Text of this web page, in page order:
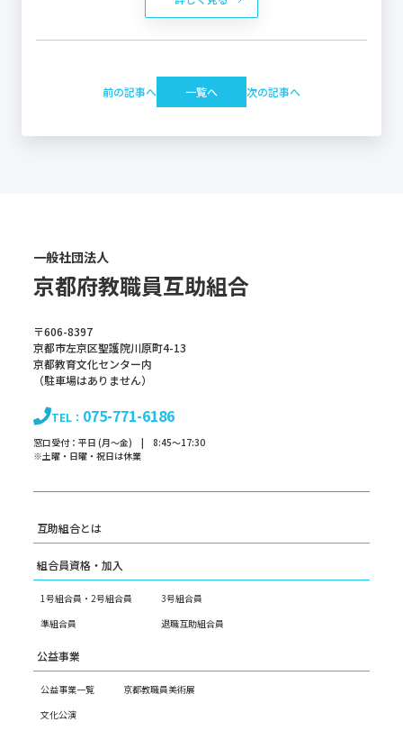
前の記事へ 一覧へ 次の記事へ
一般社団法人
京都府教職員互助組合
〒606-8397
京都市左京区聖護院川原町4-13
京都教育文化センター内
（駐車場はありません）
TEL： 075-771-6186
窓口受付：平日 (月～金) | 8:45～17:30
※土曜・日曜・祝日は休業
互助組合とは
組合員資格・加入
1号組合員・2号組合員
3号組合員
準組合員
退職互助組合員
公益事業
公益事業一覧
京都教職員美術展
文化公演